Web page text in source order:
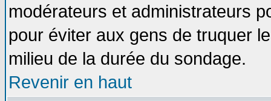
modérateurs et administrateurs
pour éviter aux gens de truquer
milieu de la durée du sondage.
Revenir en haut